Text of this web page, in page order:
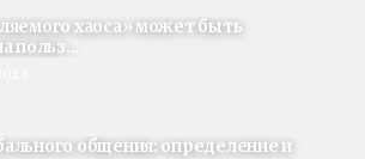
хаоса» может быть
польз...
общения: определение и